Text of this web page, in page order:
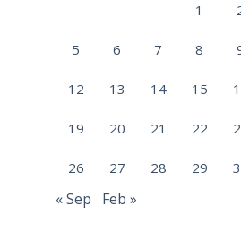
1
5 6 7 8
12 13 14 15
19 20 21 22
26 27 28 29
« Sep Feb »